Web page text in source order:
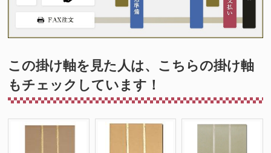
この掛け軸を見た人は、こちらの掛け軸
もチェックしています！